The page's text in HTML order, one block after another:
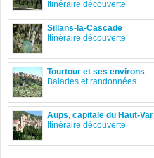
Itinéraire découverte
Sillans-la-Cascade
Itinéraire découverte
Tourtour et ses environs
Balades et randonnées
Aups, capitale du Haut-Var
Itinéraire découverte